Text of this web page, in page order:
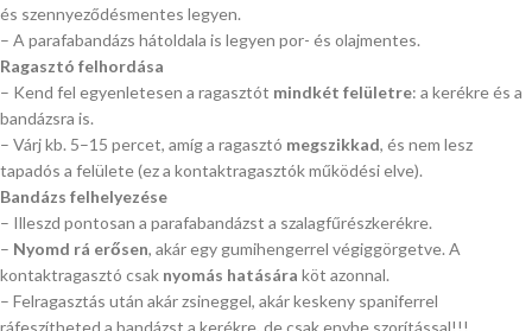
és szennyeződésmentes legyen.
– A parafabandázs hátoldala is legyen por- és olajmentes.
Ragasztó felhordása
– Kend fel egyenletesen a ragasztót mindkét felületre: a kerékre és a
bandázsra is.
– Várj kb. 5–15 percet, amíg a ragasztó megszikkad, és nem lesz
tapadós a felülete (ez a kontaktragasztók működési elve).
Bandázs felhelyezése
– Illeszd pontosan a parafabandázst a szalagfűrészkerékre.
– Nyomd rá erősen, akár egy gumihengerrel végiggörgetve. A
kontaktragasztó csak nyomás hatására köt azonnal.
– Felragasztás után akár zsineggel, akár keskeny spaniferrel